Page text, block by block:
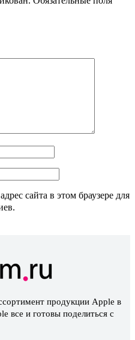
сайта в этом браузере для
продукции Apple в
все и готовы поделиться с